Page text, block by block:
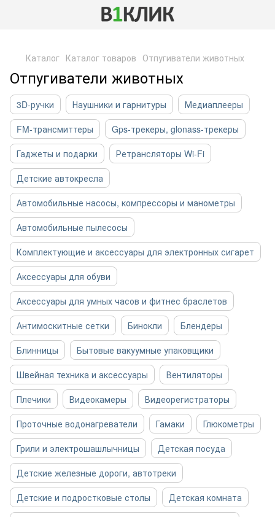
Каталог Каталог товаров Отпугиватели животных
Отпугиватели животных
3D-ручки Наушники и гарнитуры
Медиаплееры
FM-трансмиттеры
Gps-трекеры, glonass-трекеры
Гаджеты и подарки
Ретрансляторы Wi-Fi
Детские автокресла
Автомобильные насосы, компрессоры и манометры
Автомобильные пылесосы
Комплектующие и аксессуары для электронных сигарет
Аксессуары для обуви
Аксессуары для умных часов и фитнес браслетов
Антимоскитные сетки
Бинокли
Блендеры
Блинницы
Бытовые вакуумные упаковщики
Швейная техника и аксессуары
Вентиляторы
Плечики
Видеокамеры
Видеорегистраторы
Проточные водонагреватели
Гамаки
Глюкометры
Грили и электрошашлычницы
Детская посуда
Детские железные дороги, автотреки
Детские и подростковые столы
Детская комната